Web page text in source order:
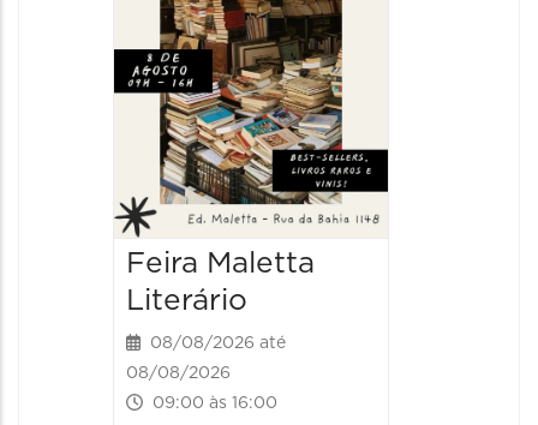
Feira Maletta
Literário
08/08/2026 até
08/08/2026
09:00 às 16:00